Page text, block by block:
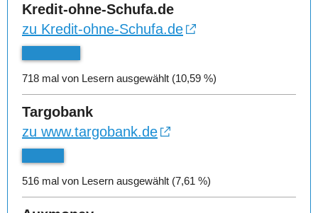
Kredit-ohne-Schufa.de
zu Kredit-ohne-Schufa.de
718 mal von Lesern ausgewählt (10,59 %)
Targobank
zu www.targobank.de
516 mal von Lesern ausgewählt (7,61 %)